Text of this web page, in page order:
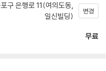
구 은행로 11(여의도동,
일신빌딩)
변경
무료